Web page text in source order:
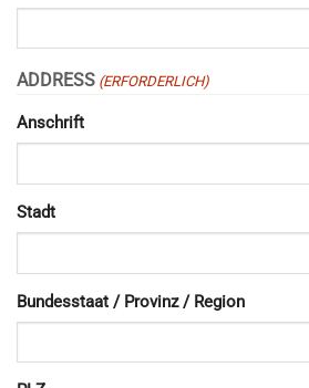
ADDRESS (ERFORDERLICH)
Anschrift
Stadt
Bundesstaat / Provinz / Region